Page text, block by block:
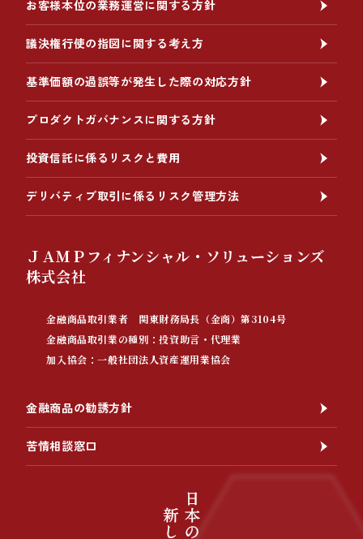
お客様本位の業務運営に関する方針
議決権行使の指図に関する考え方
基準価額の過誤等が発生した際の対応方針
プロダクトガバナンスに関する方針
投資信託に係るリスクと費用
デリバティブ取引に係るリスク管理方法
ＪＡＭＰフィナンシャル・ソリューションズ
株式会社
金融商品取引業者 関東財務局長（金商）第3104号
金融商品取引業の種別：投資助言・代理業
加入協会：一般社団法人資産運用業協会
金融商品の勧誘方針
苦情相談窓口